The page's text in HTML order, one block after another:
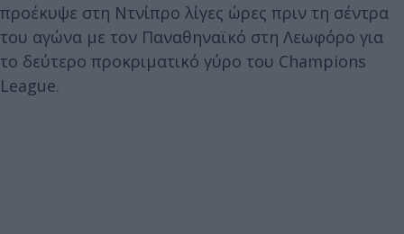
προέκυψε στη Ντνίπρο λίγες ώρες πριν τη σέντρα
του αγώνα με τον Παναθηναϊκό στη Λεωφόρο για
το δεύτερο προκριματικό γύρο του Champions
League.